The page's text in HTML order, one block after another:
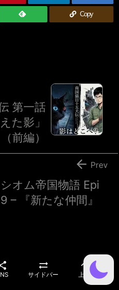
Copy
第一話
た影」
（前編）
オム帝国物語 Epi
– 『新たな仲間』
 Prev

サイドバー

上へ